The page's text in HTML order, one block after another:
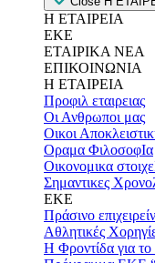
Η ΕΤΑΙΡΕΙΑ
ΕΚΕ
ΕΤΑΙΡΙΚΑ ΝΕΑ
ΕΠΙΚΟΙΝΩΝΙΑ
Η ΕΤΑΙΡΕΙΑ
Προφιλ εταιρειας
Οι Ανθρωποι μας
Οικοι
Οραμα ΦιλοσοφΙα
Οικονομικα
Σημαντικες
ΕΚΕ
Πράσινο επιχειρείν
Αθλητικές
Η Φροντίδα για